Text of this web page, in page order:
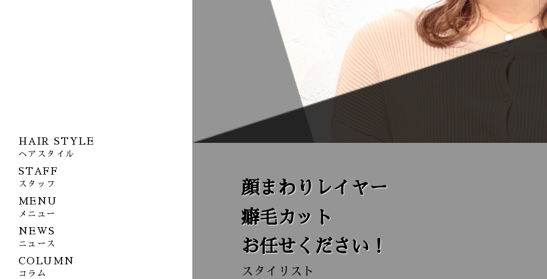
HAIR STYLE
ヘアスタイル
STAFF
スタッフ
MENU
メニュー
NEWS
ニュース
COLUMN
コラム
顔まわりレイヤー
癖毛カット
お任せください！
スタイリスト